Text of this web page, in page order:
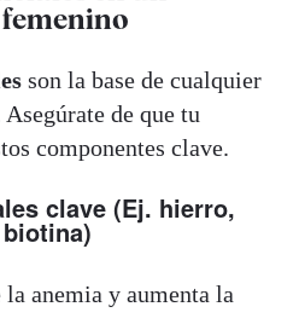
son la base de cualquier
de que tu
componentes clave.
clave (Ej. hierro,
la anemia y aumenta la